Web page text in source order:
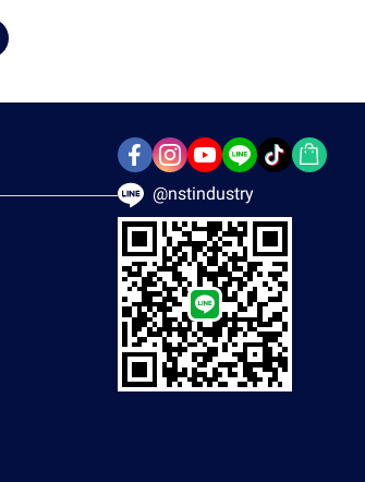
@nstindustry